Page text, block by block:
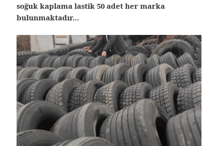
soğuk kaplama lastik 50 adet her marka
bulunmaktadır…